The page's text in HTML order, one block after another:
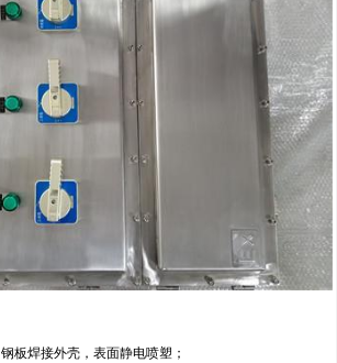
板焊接外壳，表面静电喷塑；